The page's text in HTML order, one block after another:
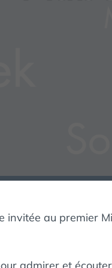
invitée au premier